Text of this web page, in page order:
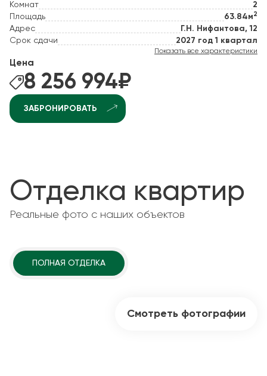
Комнат
2
Площадь
63.84м 2
Адрес
Г.Н. Нифантова, 12
Срок сдачи
2027 год 1 квартал
Показать все характеристики
Цена
8 256 994₽
ЗАБРОНИРОВАТЬ
Отделка квартир
Реальные фото с наших объектов
ПОЛНАЯ ОТДЕЛКА
Смотреть фотографии